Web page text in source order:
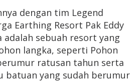
dengan tim Legend
Earthing Resort Pak Eddy
adalah sebuah resort yang
langka, seperti Pohon
ratusan tahun serta
batuan yang sudah berumur